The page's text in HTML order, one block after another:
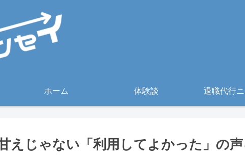
ホーム 体験談 退職代行
えじゃない「利用してよかった」の声